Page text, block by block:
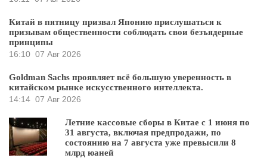
Китай в пятницу призвал Японию прислушаться к
призывам общественности соблюдать свои безъядерные
принципы
16:10 07 Авг 2026
Goldman Sachs проявляет всё большую уверенность в
китайском рынке искусственного интеллекта.
14:14 07 Авг 2026
Летние кассовые сборы в Китае с 1 июня по
31 августа, включая предпродажи, по
состоянию на 7 августа уже превысили 8
млрд юаней